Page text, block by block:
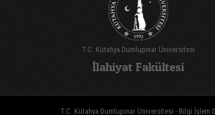
T.C. Kütahya Dumlupınar Üniversitesi
İlahiyat Fakültesi
T.C. Kütahya Dumlupınar Üniversitesi - Bilgi İşlem